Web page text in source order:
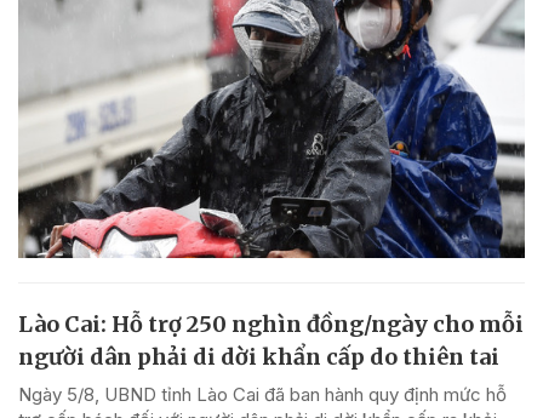
Lào Cai: Hỗ trợ 250 nghìn đồng/ngày cho mỗi
người dân phải di dời khẩn cấp do thiên tai
Ngày 5/8, UBND tỉnh Lào Cai đã ban hành quy định mức hỗ